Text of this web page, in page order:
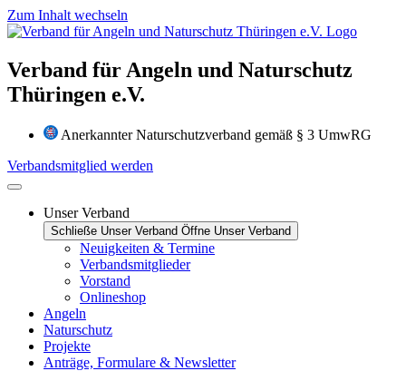
Zum Inhalt wechseln
Verband für Angeln und Naturschutz
Thüringen e.V.
Anerkannter Naturschutzverband gemäß § 3 UmwRG
Verbandsmitglied werden
Unser Verband
Schließe Unser Verband Öffne Unser Verband
Neuigkeiten & Termine
Verbandsmitglieder
Vorstand
Onlineshop
Angeln
Naturschutz
Projekte
Anträge, Formulare & Newsletter